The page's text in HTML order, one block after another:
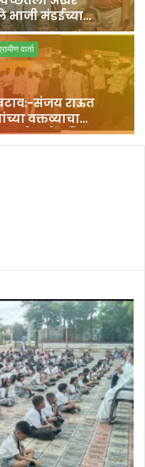
भाजी मंडईच्या
वार्ता
संजय राऊत
वक्तव्याचा
तीव्र निषेध;
जोडे मारो